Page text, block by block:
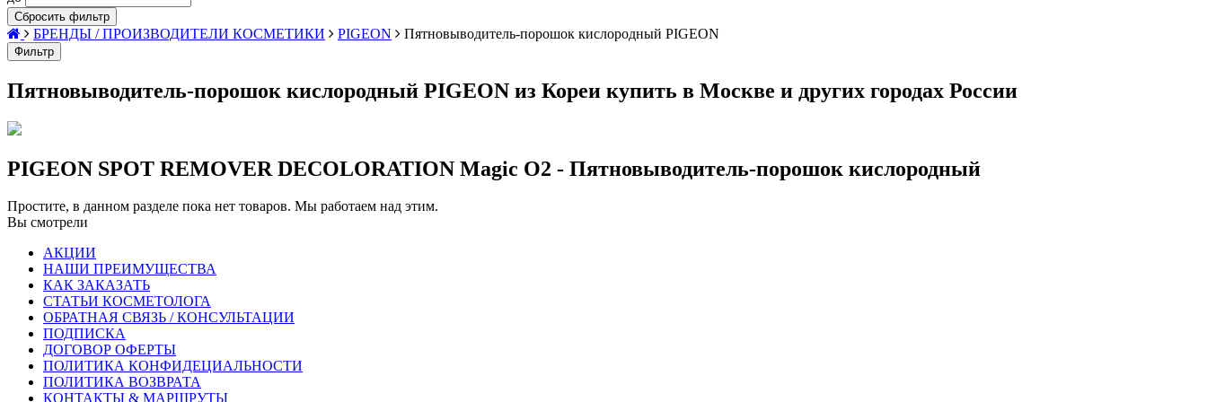
Сбросить фильтр
БРЕНДЫ / ПРОИЗВОДИТЕЛИ КОСМЕТИКИ PIGEON Пятновыводитель-порошок кислородный PIGEON
Фильтр
Пятновыводитель-порошок кислородный PIGEON из Кореи купить в Москве и других городах России
PIGEON SPOT REMOVER DECOLORATION Magic O2 - Пятновыводитель-порошок кислородный
Простите, в данном разделе пока нет товаров. Мы работаем над этим.
Вы смотрели
АКЦИИ
НАШИ ПРЕИМУЩЕСТВА
КАК ЗАКАЗАТЬ
СТАТЬИ КОСМЕТОЛОГА
ОБРАТНАЯ СВЯЗЬ / КОНСУЛЬТАЦИИ
ПОДПИСКА
ДОГОВОР ОФЕРТЫ
ПОЛИТИКА КОНФИДЕЦИАЛЬНОСТИ
ПОЛИТИКА ВОЗВРАТА
КОНТАКТЫ & МАРШРУТЫ